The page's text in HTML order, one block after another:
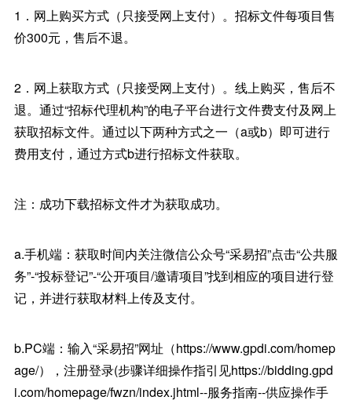
1．网上购买方式（只接受网上支付）。招标文件每项目售
价300元，售后不退。
2．网上获取方式（只接受网上支付）。线上购买，售后不
退。通过“招标代理机构”的电子平台进行文件费支付及网上
获取招标文件。通过以下两种方式之一（a或b）即可进行
费用支付，通过方式b进行招标文件获取。
注：成功下载招标文件才为获取成功。
a.手机端：获取时间内关注微信公众号“采易招”点击“公共服
务”-“投标登记”-“公开项目/邀请项目”找到相应的项目进行登
记，并进行获取材料上传及支付。
b.PC端：输入“采易招”网址（https://www.gpdi.com/homep
age/），注册登录(步骤详细操作指引见https://bidding.gpd
i.com/homepage/fwzn/index.jhtml--服务指南--供应操作手